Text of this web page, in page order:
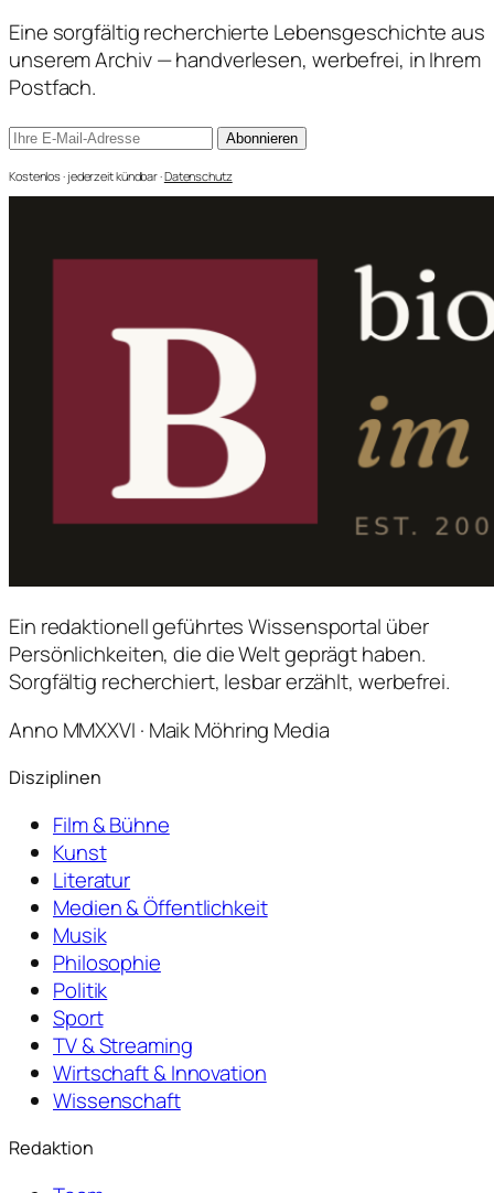
Eine sorgfältig recherchierte Lebensgeschichte aus
unserem Archiv — handverlesen, werbefrei, in Ihrem
Postfach.
Abonnieren
Kostenlos · jederzeit kündbar ·Datenschutz
Ein redaktionell geführtes Wissensportal über
Persönlichkeiten, die die Welt geprägt haben.
Sorgfältig recherchiert, lesbar erzählt, werbefrei.
Anno MMXXVI · Maik Möhring Media
Disziplinen
Film & Bühne
Kunst
Literatur
Medien & Öffentlichkeit
Musik
Philosophie
Politik
Sport
TV & Streaming
Wirtschaft & Innovation
Wissenschaft
Redaktion